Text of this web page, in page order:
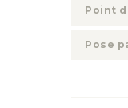
Point
Pose